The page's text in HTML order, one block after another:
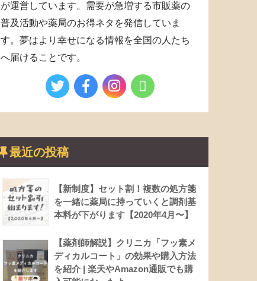
が運営しています。需要が急増する市販薬の
普及活動や薬局のお得ネタを発信していま
す。夢はより幸せになる情報を全国の人たち
へ届けることです。
最近の投稿
【新制度】セット割！複数の処方箋
を一緒に薬局に持っていくと調剤基
本料が下がります【2020年4月〜】
【薬剤師解説】クリニカ「フッ素メ
ディカルコート」の効果や購入方法
を紹介 | 楽天やAmazon通販でも購